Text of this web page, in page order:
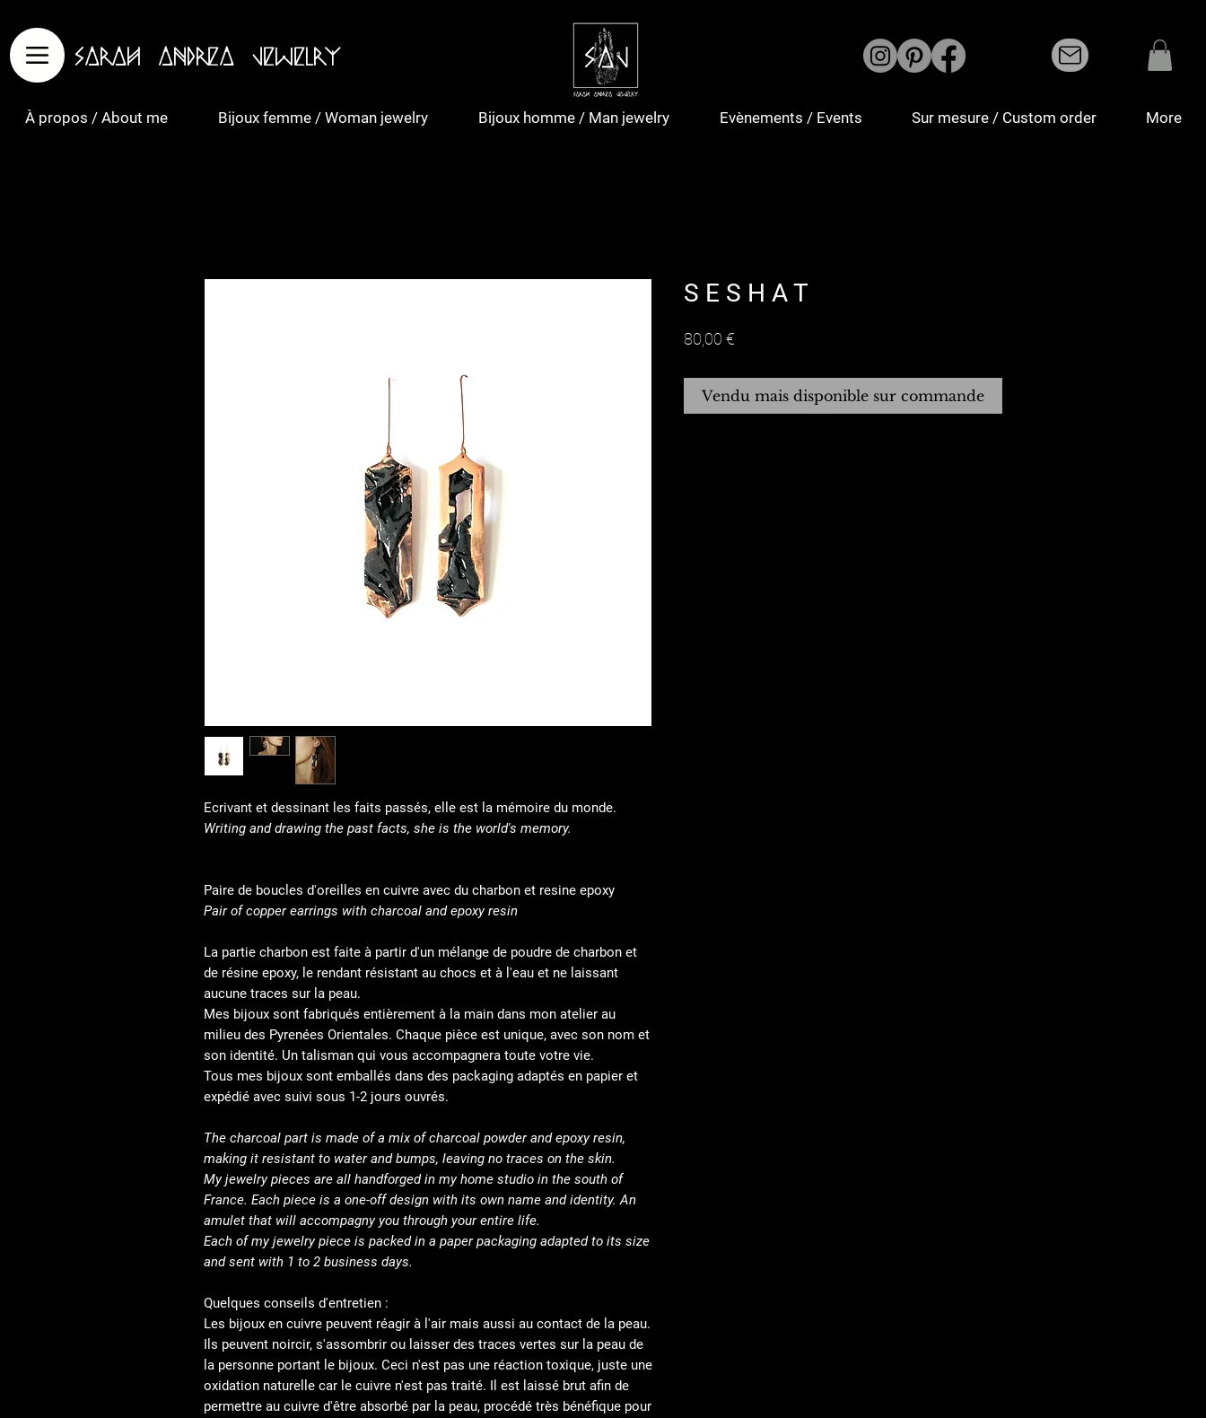
Sarah Andrea Jewelry
À propos / About me Bijoux femme / Woman jewelry Bijoux homme / Man jewelry Evènements / Events Sur mesure / Custom order More
Ecrivant et dessinant les faits passés, elle est la mémoire du monde.
Writing and drawing the past facts, she is the world's memory.
Paire de boucles d'oreilles en cuivre avec du charbon et resine epoxy
Pair of copper earrings with charcoal and epoxy resin
La partie charbon est faite à partir d'un mélange de poudre de charbon et
de résine epoxy, le rendant résistant au chocs et à l'eau et ne laissant
aucune traces sur la peau.
Mes bijoux sont fabriqués entièrement à la main dans mon atelier au
milieu des Pyrenées Orientales. Chaque pièce est unique, avec son nom et
son identité. Un talisman qui vous accompagnera toute votre vie.
Tous mes bijoux sont emballés dans des packaging adaptés en papier et
expédié avec suivi sous 1-2 jours ouvrés.
The charcoal part is made of a mix of charcoal powder and epoxy resin,
making it resistant to water and bumps, leaving no traces on the skin.
My jewelry pieces are all handforged in my home studio in the south of
France. Each piece is a one-off design with its own name and identity. An
amulet that will accompagny you through your entire life.
Each of my jewelry piece is packed in a paper packaging adapted to its size
and sent with 1 to 2 business days.
Quelques conseils d'entretien :
Les bijoux en cuivre peuvent réagir à l'air mais aussi au contact de la peau.
Ils peuvent noircir, s'assombrir ou laisser des traces vertes sur la peau de
la personne portant le bijoux. Ceci n'est pas une réaction toxique, juste une
oxidation naturelle car le cuivre n'est pas traité. Il est laissé brut afin de
permettre au cuivre d'être absorbé par la peau, procédé très bénéfique pour
S E S H A T
80,00 €
Vendu mais disponible sur commande